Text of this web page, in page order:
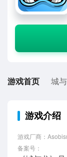
游戏首页 城
游戏介绍
游戏厂商：
备案号：